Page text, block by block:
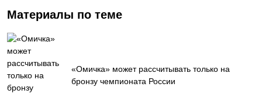
Материалы по теме
«Омичка» может рассчитывать только на
бронзу чемпионата России